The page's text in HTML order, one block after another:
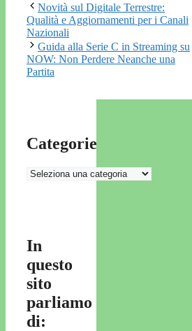
Novità sul Digitale Terrestre:
Qualità e Aggiornamenti per i Canali
Nazionali
Guida alla Serie C in Streaming su
NOW: Non Perdere Neanche una
Partita
Categorie
Categorie
In
questo
sito
parliamo
di: